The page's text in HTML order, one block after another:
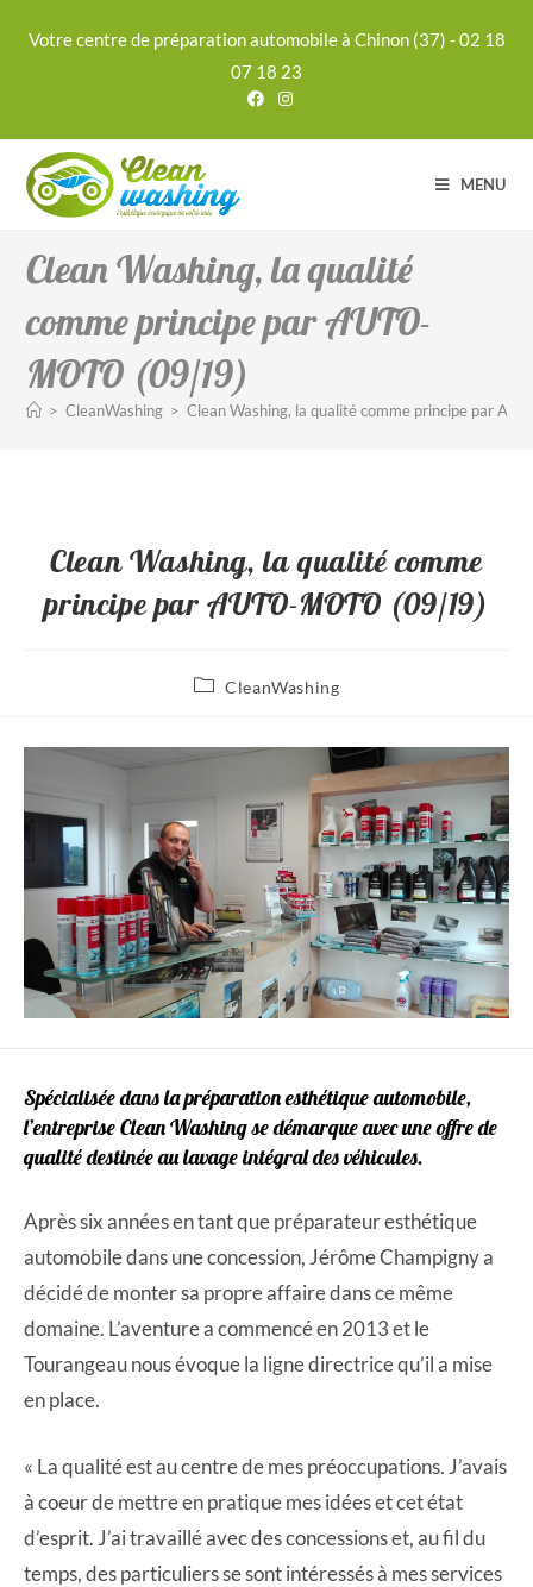
Votre centre de préparation automobile à Chinon (37) - 02 18
07 18 23
MENU
Clean Washing, la qualité
comme principe par AUTO-
MOTO (09/19)
> CleanWashing > Clean Washing, la qualité comme principe par
Clean Washing, la qualité comme
principe par AUTO-MOTO (09/19)
CleanWashing
Spécialisée dans la préparation esthétique automobile,
l’entreprise Clean Washing se démarque avec une offre de
qualité destinée au lavage intégral des véhicules.
Après six années en tant que préparateur esthétique
automobile dans une concession, Jérôme Champigny a
décidé de monter sa propre affaire dans ce même
domaine. L’aventure a commencé en 2013 et le
Tourangeau nous évoque la ligne directrice qu’il a mise
en place.
« La qualité est au centre de mes préoccupations. J’avais
à coeur de mettre en pratique mes idées et cet état
d’esprit. J’ai travaillé avec des concessions et, au fil du
temps, des particuliers se sont intéressés à mes services